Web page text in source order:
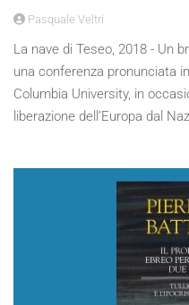
Pasquale Veltri
La nave di Teseo, 2018 - Un
una conferenza pronunciata
Columbia University, in
liberazione dell’Europa dal